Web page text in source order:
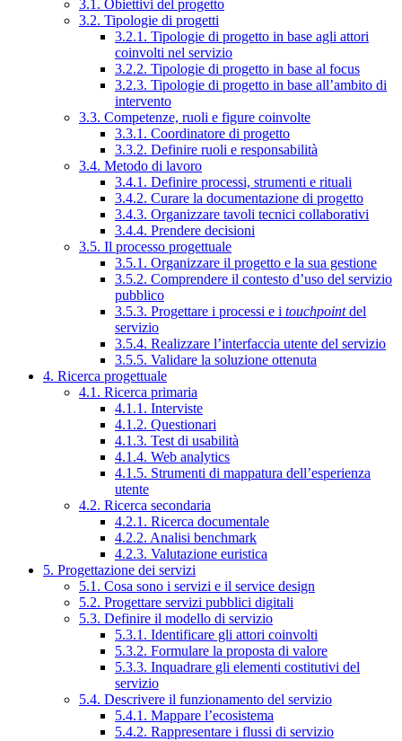
3.1. Obiettivi del progetto
3.2. Tipologie di progetti
3.2.1. Tipologie di progetto in base agli attori
coinvolti nel servizio
3.2.2. Tipologie di progetto in base al focus
3.2.3. Tipologie di progetto in base all’ambito di
intervento
3.3. Competenze, ruoli e figure coinvolte
3.3.1. Coordinatore di progetto
3.3.2. Definire ruoli e responsabilità
3.4. Metodo di lavoro
3.4.1. Definire processi, strumenti e rituali
3.4.2. Curare la documentazione di progetto
3.4.3. Organizzare tavoli tecnici collaborativi
3.4.4. Prendere decisioni
3.5. Il processo progettuale
3.5.1. Organizzare il progetto e la sua gestione
3.5.2. Comprendere il contesto d’uso del servizio
pubblico
3.5.3. Progettare i processi e i touchpointdel
servizio
3.5.4. Realizzare l’interfaccia utente del servizio
3.5.5. Validare la soluzione ottenuta
4. Ricerca progettuale
4.1. Ricerca primaria
4.1.1. Interviste
4.1.2. Questionari
4.1.3. Test di usabilità
4.1.4. Web analytics
4.1.5. Strumenti di mappatura dell’esperienza
utente
4.2. Ricerca secondaria
4.2.1. Ricerca documentale
4.2.2. Analisi benchmark
4.2.3. Valutazione euristica
5. Progettazione dei servizi
5.1. Cosa sono i servizi e il service design
5.2. Progettare servizi pubblici digitali
5.3. Definire il modello di servizio
5.3.1. Identificare gli attori coinvolti
5.3.2. Formulare la proposta di valore
5.3.3. Inquadrare gli elementi costitutivi del
servizio
5.4. Descrivere il funzionamento del servizio
5.4.1. Mappare l’ecosistema
5.4.2. Rappresentare i flussi di servizio